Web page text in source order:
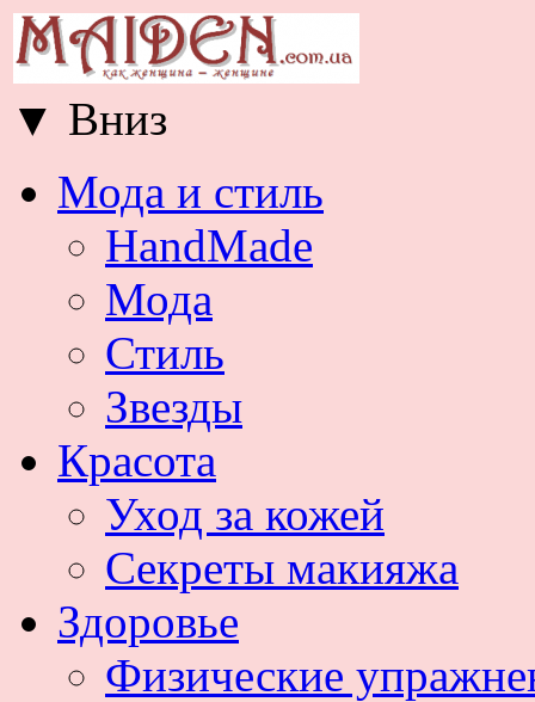
▼ Вниз
Мода и стиль
HandMade
Мода
Стиль
Звезды
Красота
Уход за кожей
Секреты макияжа
Здоровье
Физические